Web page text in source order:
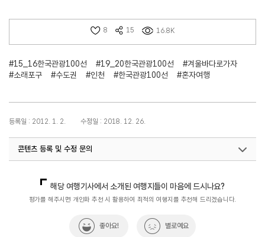
8 15 16.8K
#15_16한국관광100선 #19_20한국관광100선
#겨울바다로가자
#소래포구
#수도권 #인천 #한국관광100선 #혼자여행
등록일 : 2012. 1. 2. 수정일 : 2018. 12. 26.
콘텐츠 등록 및 수정 문의
해당 여행기사에서 소개된 여행지들이 마음에 드시나요?
평가를 해주시면 개인화 추천 시 활용하여 최적의 여행지를 추천해 드리겠습니다.
좋아요! 별로예요